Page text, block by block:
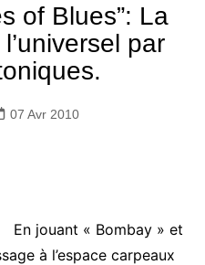
of Blues”: La
par
07 Avr 2010
En jouant « Bombay » et
à l’espace carpeaux